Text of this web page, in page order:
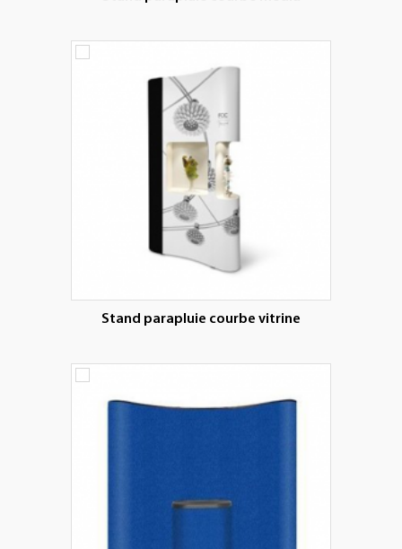
Stand parapluie courbe vitrine